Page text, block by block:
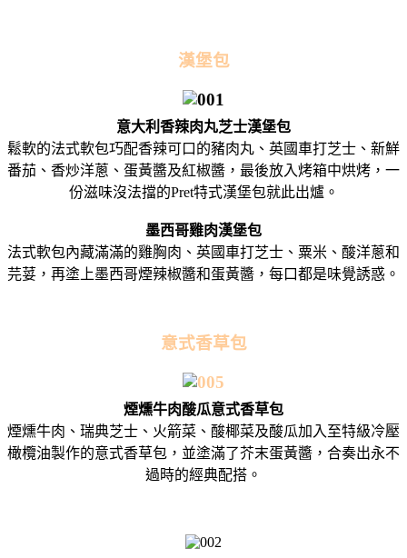
漢堡包
意大利香辣肉丸芝士漢堡包
鬆軟的法式軟包巧配香辣可口的豬肉丸、英國車打芝士、新鮮
番茄、香炒洋蔥、蛋黃醬及紅椒醬，最後放入烤箱中烘烤，一
份滋味沒法擋的Pret特式漢堡包就此出爐。
墨西哥雞肉漢堡包
法式軟包內藏滿滿的雞胸肉、英國車打芝士、粟米、酸洋蔥和
芫荽，再塗上墨西哥煙辣椒醬和蛋黃醬，每口都是味覺誘惑。
意式香草包
煙燻牛肉酸瓜意式香草包
煙燻牛肉、瑞典芝士、火箭菜、酸椰菜及酸瓜加入至特級冷壓
橄欖油製作的意式香草包，並塗滿了芥末蛋黃醬，合奏出永不
過時的經典配搭。